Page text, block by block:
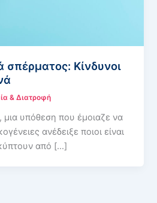
Κίνδυνοι
& Διατροφή
υπόθεση που έμοιαζε να
ανέδειξε ποιοι είναι
από […]